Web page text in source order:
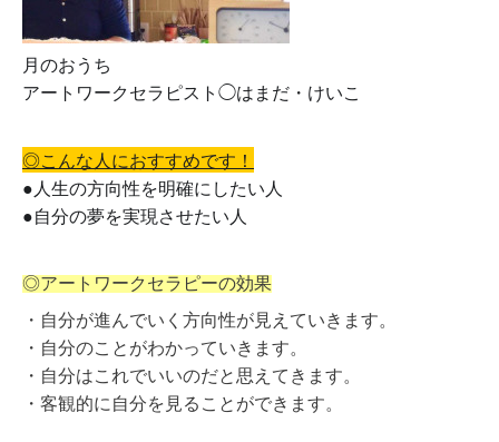
月のおうち
アートワークセラピスト◯はまだ・けいこ
◎こんな人におすすめです！
●人生の方向性を明確にしたい人
●自分の夢を実現させたい人
◎アートワークセラピーの効果
・自分が進んでいく方向性が見えていきます。
・自分のことがわかっていきます。
・自分はこれでいいのだと思えてきます。
・客観的に自分を見ることができます。